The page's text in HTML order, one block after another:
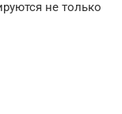
не только